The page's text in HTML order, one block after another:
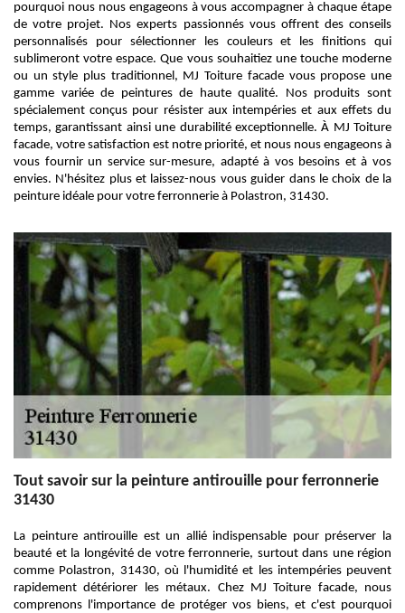
pourquoi nous nous engageons à vous accompagner à chaque étape
de votre projet. Nos experts passionnés vous offrent des conseils
personnalisés pour sélectionner les couleurs et les finitions qui
sublimeront votre espace. Que vous souhaitiez une touche moderne
ou un style plus traditionnel, MJ Toiture facade vous propose une
gamme variée de peintures de haute qualité. Nos produits sont
spécialement conçus pour résister aux intempéries et aux effets du
temps, garantissant ainsi une durabilité exceptionnelle. À MJ Toiture
facade, votre satisfaction est notre priorité, et nous nous engageons à
vous fournir un service sur-mesure, adapté à vos besoins et à vos
envies. N'hésitez plus et laissez-nous vous guider dans le choix de la
peinture idéale pour votre ferronnerie à Polastron, 31430.
Tout savoir sur la peinture antirouille pour ferronnerie
31430
La peinture antirouille est un allié indispensable pour préserver la
beauté et la longévité de votre ferronnerie, surtout dans une région
comme Polastron, 31430, où l'humidité et les intempéries peuvent
rapidement détériorer les métaux. Chez MJ Toiture facade, nous
comprenons l'importance de protéger vos biens, et c'est pourquoi